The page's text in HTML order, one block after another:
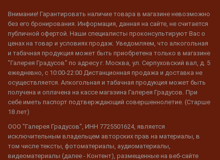
Внимание! Гарантировать наличие товара в магазине невозможно
без его бронирования. Информация, данная на сайте, не считается
публичной офертой. Наши специалисты проконсультируют Вас о
ценах на товар и условиях продаж. Уведомляем, что алкогольная
и табачная продукция может быть приобретена только в магазине
"Галерея Градусов" по адресу г. Москва, ул. Серпуховский вал, д. 5
ежедневно, с 10:00-22:00 Дистанционная продажа и доставка не
осуществляется. Алкогольная и табачная продукция может быть
получена и оплачена на кассе магазина Галерея Градусов. При
себе иметь паспорт подтверждающий совершеннолетие. (Старше
18 лет)
ООО "Галерея Градусов", ИНН 7725501624, является
исключительным владельцем авторских прав на материалы, в
том числе тексты, фотоматериалы, аудиоматериалы,
видеоматериалы (далее - Контент), размещенные на веб-сайте